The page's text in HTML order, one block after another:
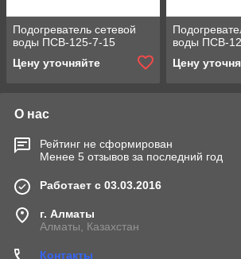
Подогреватель сетевой
воды ПСВ-125-7-15
Цену уточняйте
воды ПСВ-
Цену
О нас
Рейтинг не сформирован
Менее 5 отзывов за последний год
Работает с 03.03.2016
г. Алматы
Алматы, Казахстан
Контакты